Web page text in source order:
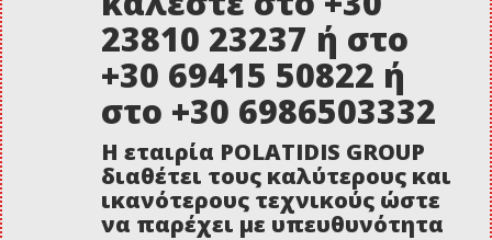
23810 23237 ή στο
+30 69415 50822 ή
στο +30 6986503332
Η εταιρία POLATIDIS GROUP
διαθέτει τους καλύτερους και
ικανότερους τεχνικούς ώστε
να παρέχει με υπευθυνότητα